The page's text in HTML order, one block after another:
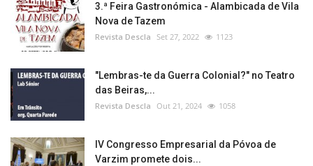
3.ª Feira Gastronómica - Alambicada de Vila
Nova de Tazem
Revista Descla Set 27, 2022 1123
"Lembras-te da Guerra Colonial?" no Teatro
das Beiras,...
Revista Descla Out 21, 2024 1058
IV Congresso Empresarial da Póvoa de
Varzim promete dois...